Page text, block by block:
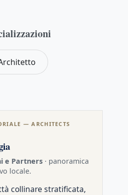
— ARCHITECTS
e Partners · panoramica
locale.
collinare stratificata,